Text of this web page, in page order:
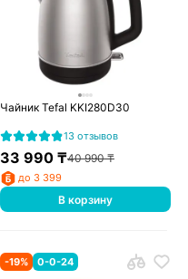
Чайник Tefal KKI280D30
13 отзывов
33 990 ₸40 990₸
до 3 399
В корзину
-19% 0-0-24